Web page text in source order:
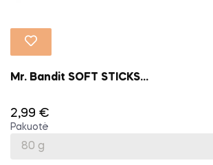
Mr. Bandit SOFT STICKS...
2,99 €
Pakuotė